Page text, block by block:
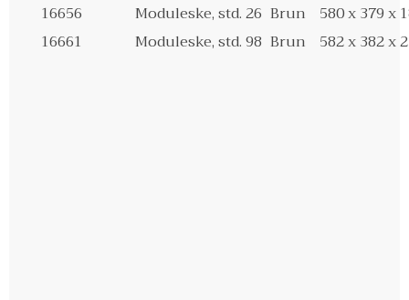
16656
Moduleske, std. 26 Brun
580 x 379 x
16661
Moduleske, std. 98 Brun 582 x 382 x